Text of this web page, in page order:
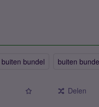
buiten bundel buiten
Delen